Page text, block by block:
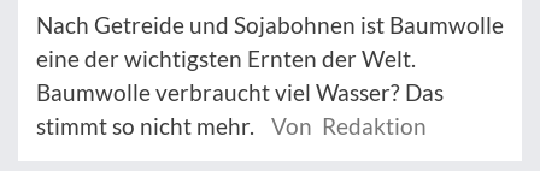
Nach Getreide und Sojabohnen ist Baumwolle
eine der wichtigsten Ernten der Welt.
Baumwolle verbraucht viel Wasser? Das
stimmt so nicht mehr.
Von Redaktion